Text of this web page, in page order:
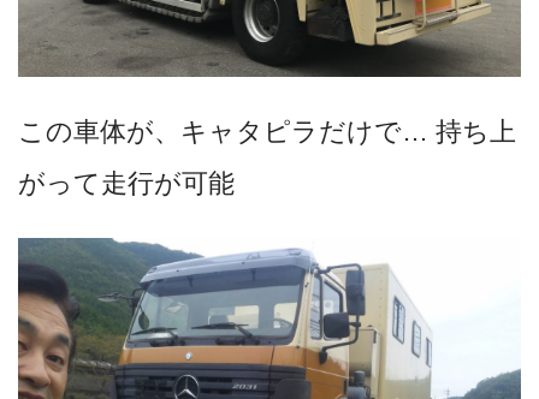
この車体が、キャタピラだけで… 持ち上
がって走行が可能